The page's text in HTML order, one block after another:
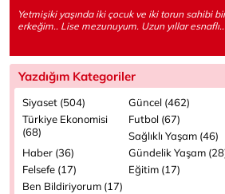
Yetmişiki yaşında iki çocuk ve iki torun sahibi bir
erkeğim.. Lise mezunuyum. Uzun yıllar esnaflı..
Yazdığım Kategoriler
Siyaset (504)
Güncel (462)
Türkiye Ekonomisi
(68)
Futbol (67)
Sağlıklı Yaşam (46)
Haber (36)
Gündelik Yaşam
Felsefe (17)
Eğitim (17)
Ben Bildiriyorum (17)